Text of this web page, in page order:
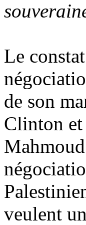
Le
de son
Clinton et
veulent